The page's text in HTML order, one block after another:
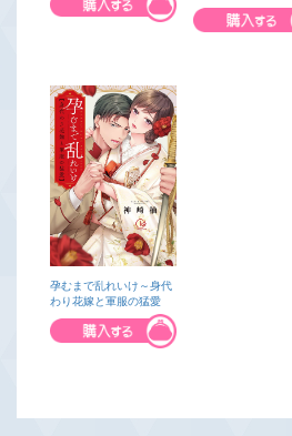
孕むまで乱れいけ～身代
わり花嫁と軍服の猛愛